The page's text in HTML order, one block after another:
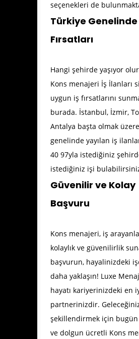
seçenekleri de
Türkiye Genelinde
Fırsatları
Hangi şehirde yaşıyor
Kons menajeri İş İlanları
uygun iş fırsatlarını
burada. İstanbul, İzmir,
Antalya başta olmak
genelinde yayılan iş
40 97yla istediğiniz
istediğiniz işi
Güvenilir ve Kolay
Başvuru
Kons menajeri, iş
kolaylık ve güvenilirlik
başvurun, hayalinizdeki
daha yaklaşın! Luxe
hayatı kariyerinizdeki en
partnerinizdir.
şekillendirmek için
ve dolgun ücretli Kons